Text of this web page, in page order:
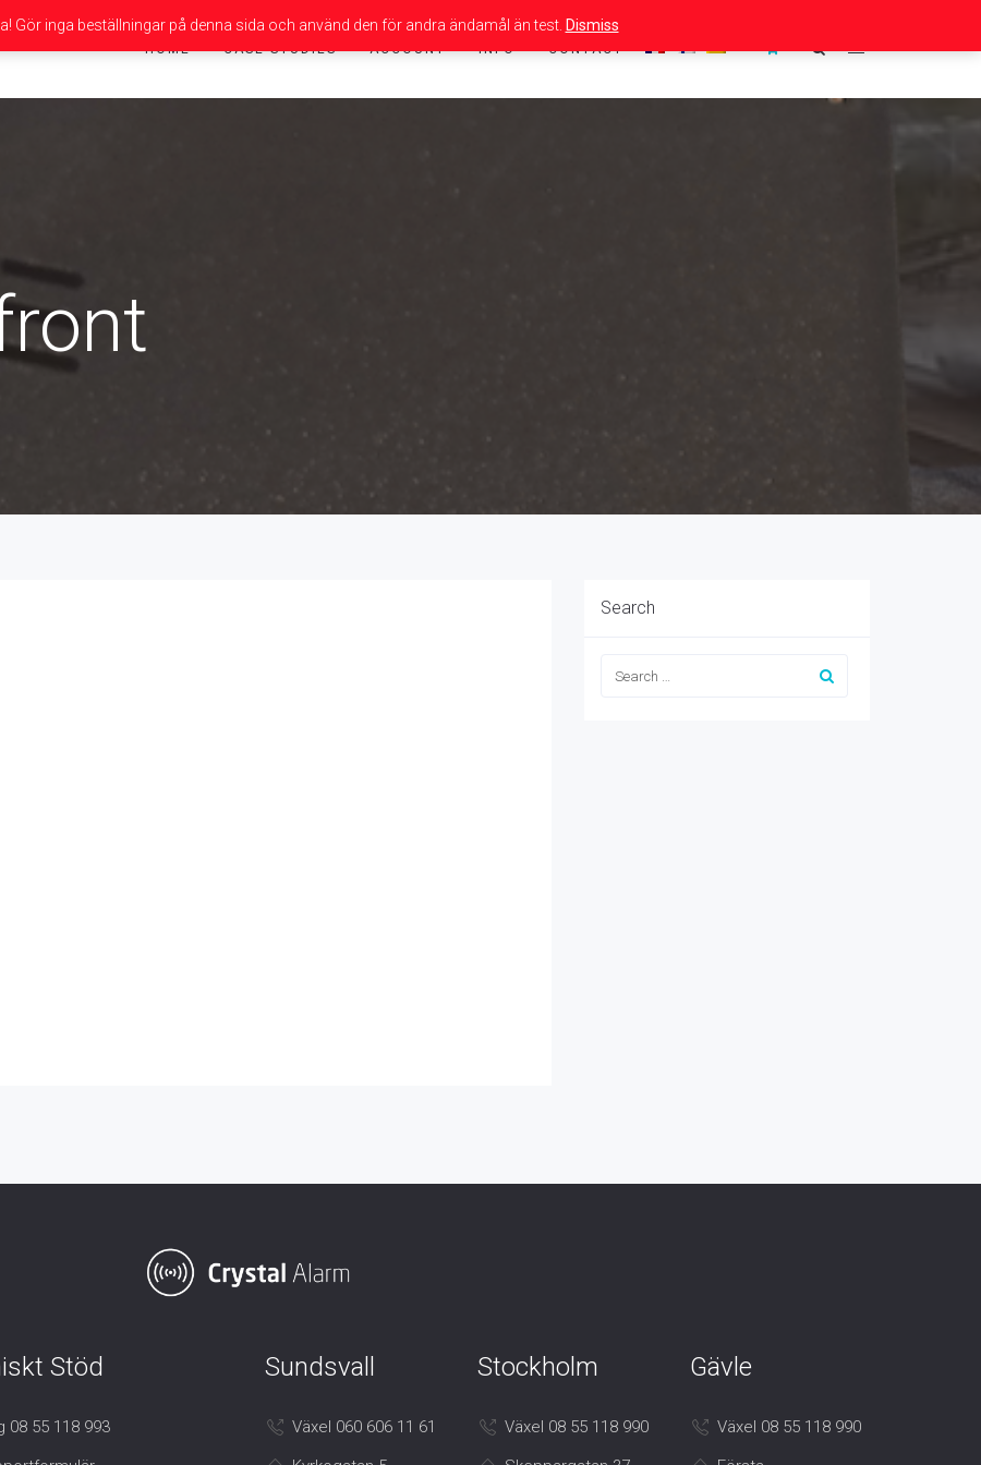
HOME CASE STUDIES ACCOUNT INFO CONTACT
Search
Stöd
08 55 118 993
Sundsvall
Växel 060 606 11 61
Stockholm
Växel 08 55 118 990
Gävle
Växel 08 55 118 990
Gör inga beställningar på denna sida och använd den för andra ändamål än test. Dismiss